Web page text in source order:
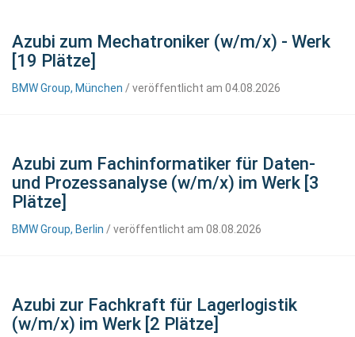
Azubi zum Mechatroniker (w/m/x) - Werk
[19 Plätze]
BMW Group, München / veröffentlicht am 04.08.2026
Azubi zum Fachinformatiker für Daten-
und Prozessanalyse (w/m/x) im Werk [3
Plätze]
BMW Group, Berlin / veröffentlicht am 08.08.2026
Azubi zur Fachkraft für Lagerlogistik
(w/m/x) im Werk [2 Plätze]